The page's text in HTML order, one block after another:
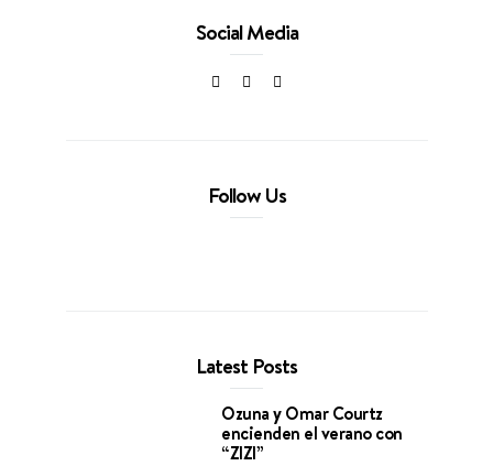
Social Media
Follow Us
Latest Posts
Ozuna y Omar Courtz
encienden el verano con
“ZIZI”